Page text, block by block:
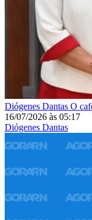
Diógenes Dantas O
16/07/2026 às 05:17
Diógenes Dantas